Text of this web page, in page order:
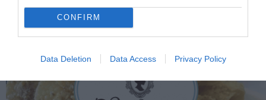
CONFIRM
Data Deletion Data Access Privacy Policy